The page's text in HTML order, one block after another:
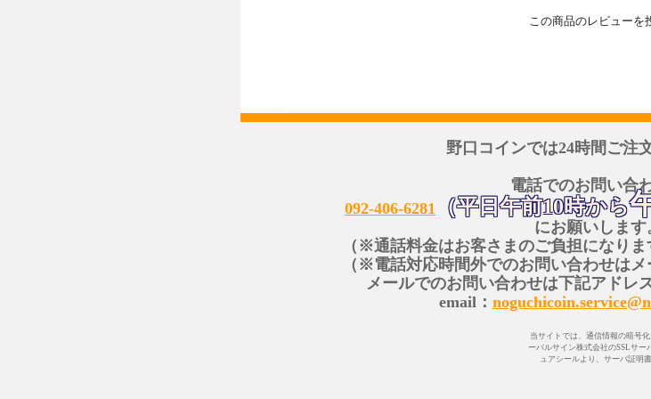
この商品のレビューを
野口コインでは24時間ご注
電話でのお問い合
092-406-6281
（平日午前10時から
にお願いします
（※通話料金はお客さまのご負担になりま
（※電話対応時間外でのお問い合わせはメ
メールでのお問い合わせは下記アドレ
email：
当サイトでは、通信情報の暗号
ーバルサイン株式会社のSSLサー
ュアシールより、サーバ証明